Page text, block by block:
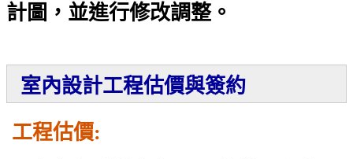
計圖，並進行修改調整。
室內設計工程估價與簽約
工程估價: